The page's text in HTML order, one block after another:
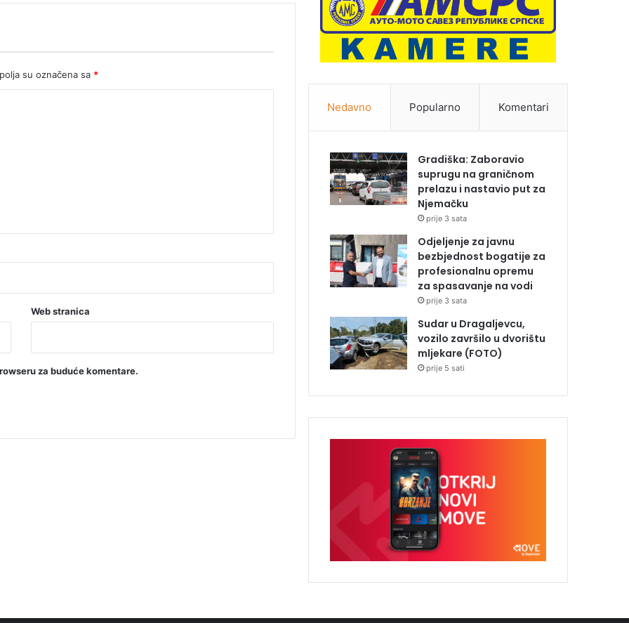
su označena sa *
Web stranica
za buduće komentare.
Nedavno Popularno Komentari
Gradiška: Zaboravio
suprugu na graničnom
prelazu i nastavio put za
Njemačku
prije 3 sata
Odjeljenje za javnu
bezbjednost bogatije za
profesionalnu opremu
za spasavanje na vodi
prije 3 sata
Sudar u Dragaljevcu,
vozilo završilo u dvorištu
mljekare (FOTO)
prije 5 sati